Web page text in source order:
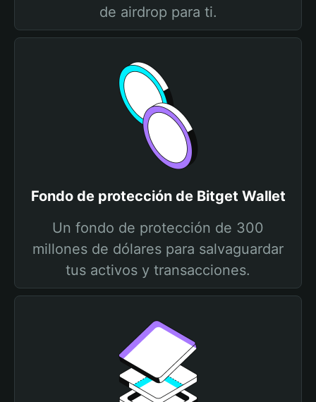
de airdrop para ti.
Fondo de protección de Bitget Wallet
Un fondo de protección de 300
millones de dólares para salvaguardar
tus activos y transacciones.